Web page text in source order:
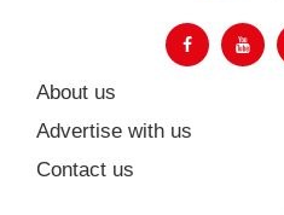
About us
Advertise with us
Contact us